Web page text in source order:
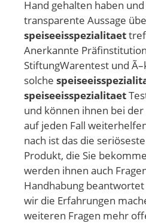
Hand gehalten haben
transparente Aussage
speiseeisspezialitaet
Anerkannte
StiftungWarentest und
solche
speiseeisspezialitaet
und können ihnen bei
auf jeden Fall
nach ist das die
Produkt, die Sie
werden ihnen auch
Handhabung
wir die Erfahrungen
weiteren Fragen mehr